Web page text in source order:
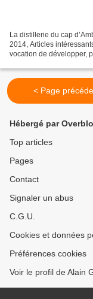
La distillerie du cap
2014, Articles
vocation de développer,
< Page
Hébergé par
Top articles
Pages
Contact
Signaler un abus
C.G.U.
Cookies et données
Préférences cookies
Voir le profil de Alain